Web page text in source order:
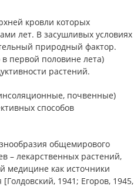
кровли которых
лет. В засушливых условиях
природный фактор.
первой половине лета)
растений.
почвенные)
способов
общемирового
– лекарственных растений,
медицине как источники
1941; Егоров, 1945,